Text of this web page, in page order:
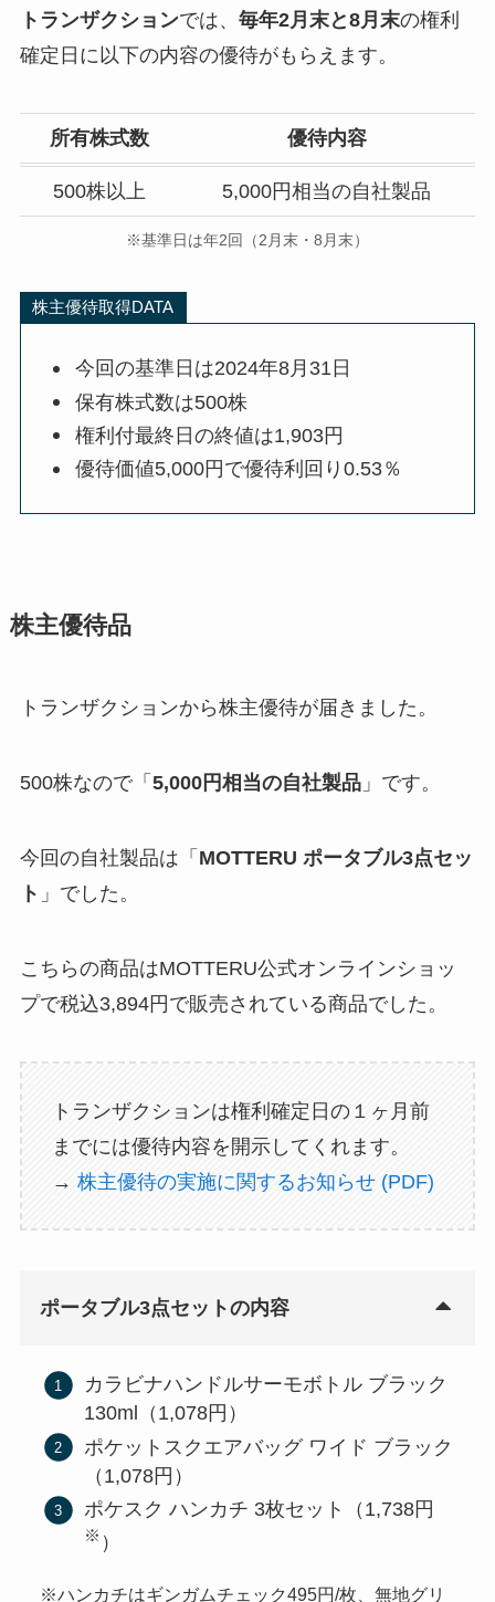
トランザクションでは、 毎年2月末と8月末の権利
確定日に以下の内容の優待がもらえます。
所有株式数 優待内容
500株以上 5,000円相当の自社製品
※基準日は年2回（2月末・8月末）
株主優待取得DATA
今回の基準日は2024年8月31日
保有株式数は500株
権利付最終日の終値は1,903円
優待価値5,000円で優待利回り0.53％
株主優待品
トランザクションから株主優待が届きました。
500株なので「 5,000円相当の自社製品」です。
今回の自社製品は「 MOTTERU ポータブル3点セッ
ト 」でした。
こちらの商品はMOTTERU公式オンラインショッ
プで税込3,894円で販売されている商品でした。
トランザクションは権利確定日の１ヶ月前
までには優待内容を開示してくれます。
→ 株主優待の実施に関するお知らせ (PDF)
ポータブル3点セットの内容
カラビナハンドルサーモボトル ブラック
130ml（1,078円）
ポケットスクエアバッグ ワイド ブラック
（1,078円）
ポケスク ハンカチ 3枚セット（1,738円
※ ）
※ハンカチはギンガムチェック495円/枚、無地グリ